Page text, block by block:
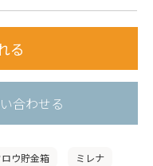
合わせる
ロウ貯金箱 ミレナ